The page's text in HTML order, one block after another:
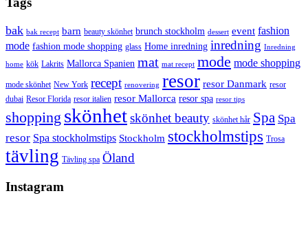
bak bak recept barn beauty skönhet brunch stockholm dessert event fashion
mode fashion mode shopping glass Home inredning inredning Inredning
home kök Lakrits Mallorca Spanien mat mat recept mode mode shopping
mode skönhet New York recept renovering resor resor Danmark resor
dubai Resor Florida resor italien resor Mallorca resor spa resor tips
shopping skönhetskönhet beauty skönhet hår Spa Spa
resor Spa stockholmstips Stockholm stockholmstips Trosa
tävling Tävling spa Öland
Instagram